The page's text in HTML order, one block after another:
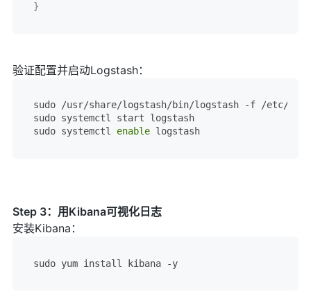
}
验证配置并启动Logstash：
sudo /usr/share/logstash/bin/logstash -f /etc/
sudo systemctl start logstash
sudo systemctl enable logstash
Step 3：用Kibana可视化日志
安装Kibana：
sudo yum install kibana -y